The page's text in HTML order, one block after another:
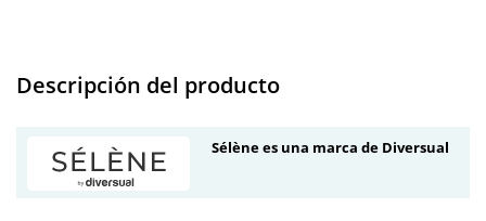
Descripción del producto
Sélène es una marca de Diversual